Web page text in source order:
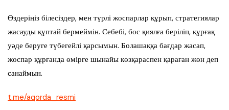
Өздеріңіз білесіздер, мен түрлі жоспарлар құрып, стратегиялар
жасауды құптай бермеймін. Себебі, бос қиялға беріліп, құрғақ
уәде беруге түбегейлі қарсымын. Болашаққа бағдар жасап,
жоспар құрғанда өмірге шынайы көзқараспен қараған жөн деп
санаймын.
t.me/aqorda_resmi